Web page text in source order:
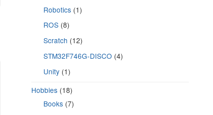
Robotics (1)
ROS (8)
Scratch (12)
STM32F746G-DISCO (4)
Unity (1)
Hobbies (18)
Books (7)